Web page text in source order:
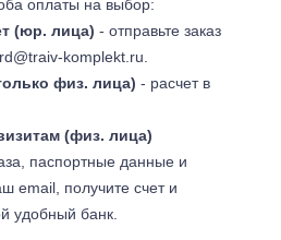
оплаты на выбор:
(юр. лица) - отправьте заказ
komplekt.ru
физ. лица) - расчет в
(физ. лица)
паспортные данные и
email, получите счет и
удобный банк.